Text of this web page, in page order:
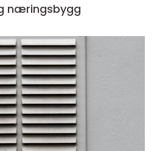
næringsbygg